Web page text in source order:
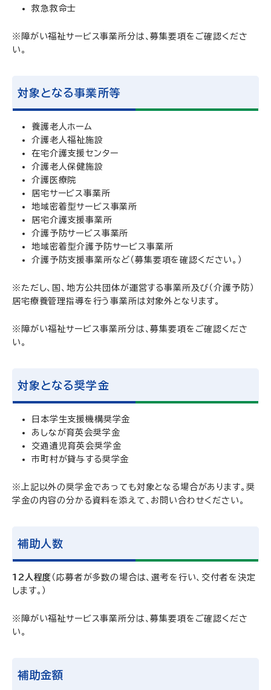
救急救命士
※障がい福祉サービス事業所分は、募集要項をご確認くださ
い。
対象となる事業所等
養護老人ホーム
介護老人福祉施設
在宅介護支援センター
介護老人保健施設
介護医療院
居宅サービス事業所
地域密着型サービス事業所
居宅介護支援事業所
介護予防サービス事業所
地域密着型介護予防サービス事業所
介護予防支援事業所など（募集要項を確認ください。）
※ただし、国、地方公共団体が運営する事業所及び（介護予防）
居宅療養管理指導を行う事業所は対象外となります。
※障がい福祉サービス事業所分は、募集要項をご確認くださ
い。
対象となる奨学金
日本学生支援機構奨学金
あしなが育英会奨学金
交通遺児育英会奨学金
市町村が貸与する奨学金
※上記以外の奨学金であっても対象となる場合があります。奨
学金の内容の分かる資料を添えて、お問い合わせください。
補助人数
12人程度 （応募者が多数の場合は、選考を行い、交付者を決定
します。）
※障がい福祉サービス事業所分は、募集要項をご確認くださ
い。
補助金額